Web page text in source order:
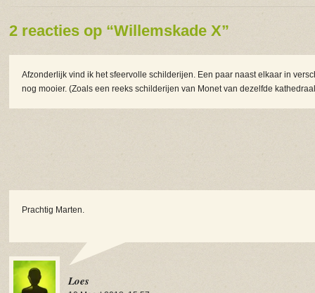
2 reacties op “Willemskade X”
Afzonderlijk vind ik het sfeervolle schilderijen. Een paar naast elkaar in
nog mooier. (Zoals een reeks schilderijen van Monet van dezelfde
Prachtig Marten.
Loes